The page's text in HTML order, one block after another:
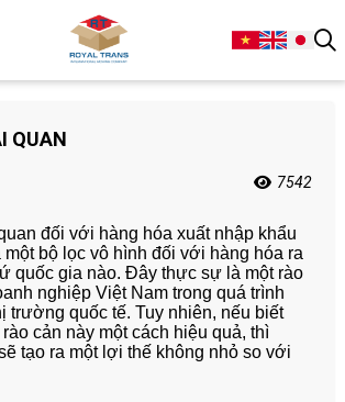
QUAN
7542
đối với hàng hóa xuất nhập khẩu
bộ lọc vô hình đối với hàng hóa ra
quốc gia nào. Đây thực sự là một rào
nghiệp Việt Nam trong quá trình
trường quốc tế. Tuy nhiên, nếu biết
cản này một cách hiệu quả, thì
tạo ra một lợi thế không nhỏ so với